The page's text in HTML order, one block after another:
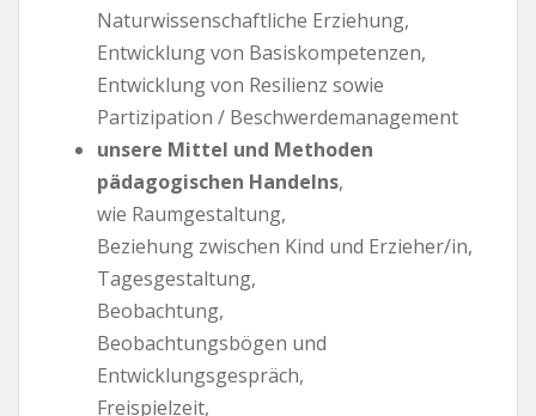
Naturwissenschaftliche Erziehung,
Entwicklung von Basiskompetenzen,
Entwicklung von Resilienz sowie
Partizipation / Beschwerdemanagement
unsere Mittel und Methoden
pädagogischen Handelns,
wie Raumgestaltung,
Beziehung zwischen Kind und Erzieher/in,
Tagesgestaltung,
Beobachtung,
Beobachtungsbögen und
Entwicklungsgespräch,
Freispielzeit,